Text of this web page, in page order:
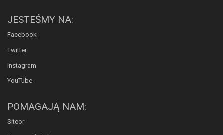
JESTEŚMY NA:
Facebook
Twitter
Instagram
YouTube
POMAGAJĄ NAM:
Siteor